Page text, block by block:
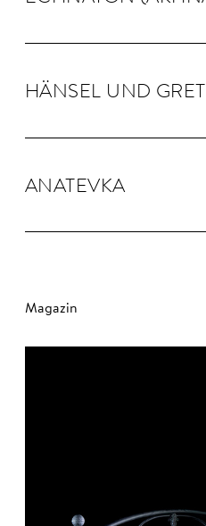
HÄNSEL UND
ANA­TEVKA
Magazin